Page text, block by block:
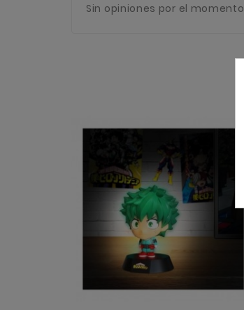
Sin opiniones por el momento
AÑADIR